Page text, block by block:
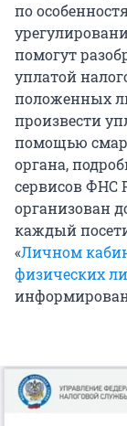
по
помогут
уплатой
положенных
произвести
помощью
органа,
сервисов ФНС
организован
каждый
«Личном
физических